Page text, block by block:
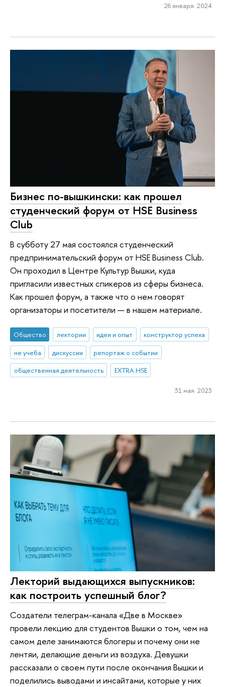
26 января 2024
Бизнес по-вышкински: как прошел
студенческий форум от HSE Business
Club
В субботу 27 мая состоялся студенческий
предпринимательский форум от HSE Business Club.
Он проходил в Центре Культур Вышки, куда
пригласили известных спикеров из сферы бизнеса.
Как прошел форум, а также что о нем говорят
организаторы и посетители — в нашем материале.
Общество лектории идеи и опыт
конструктор успеха
не учеба
дискуссии
репортаж о событии
общественная деятельность
EXTRA.HSE
31 мая 2023
Лекторий выдающихся выпускников:
как построить успешный блог?
Создатели телеграм-канала «Две в Москве»
провели лекцию для студентов Вышки о том, чем на
самом деле занимаются блогеры и почему они не
лентяи, делающие деньги из воздуха. Девушки
рассказали о своем пути после окончания Вышки и
поделились выводами и инсайтами, которые у них